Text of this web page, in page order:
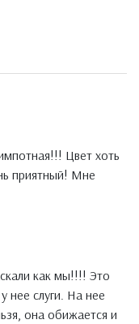
Цвет хоть
приятный! Мне
как мы!!!! Это
нее слуги. На нее
она обижается и